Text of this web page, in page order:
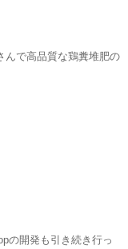
んで高品質な鶏糞堆肥の
の開発も引き続き行っ